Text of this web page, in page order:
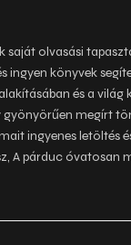
saját olvasási
ingyen könyvek
és a
gyönyörűen megírt
ingyenes letöltés
A párduc óvatosan